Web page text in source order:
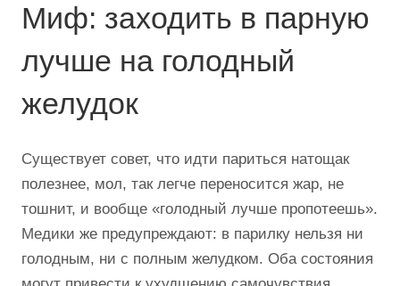
Миф: заходить в парную
лучше на голодный
желудок
Существует совет, что идти париться натощак
полезнее, мол, так легче переносится жар, не
тошнит, и вообще «голодный лучше пропотеешь».
Медики же предупреждают: в парилку нельзя ни
голодным, ни с полным желудком. Оба состояния